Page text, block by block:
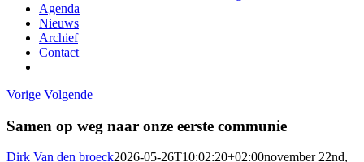
Agenda
Nieuws
Archief
Contact
Vorige Volgende
Samen op weg naar onze eerste communie
Dirk Van den broeck2026-05-26T10:02:20+02:00november 22nd,